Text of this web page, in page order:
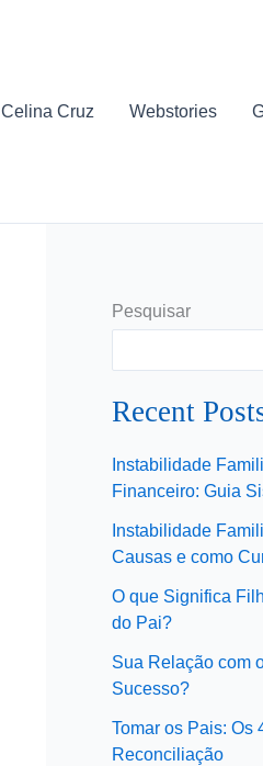
Celina Cruz Webstories
Pesquisar
Recent
Instabilidade
Financeiro: Guia
Instabilidade
Causas e como
O que Significa
do Pai?
Sua Relação com
Sucesso?
Tomar os Pais: Os
Reconciliação